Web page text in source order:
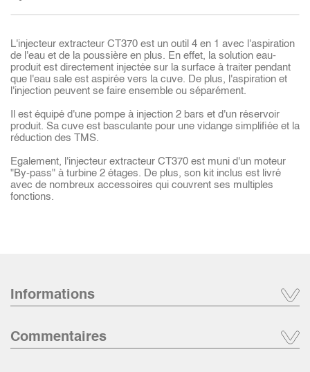
L'injecteur extracteur CT370 est un outil 4 en 1 avec l'aspiration
de l'eau et de la poussière en plus. En effet, la solution eau-
produit est directement injectée sur la surface à traiter pendant
que l'eau sale est aspirée vers la cuve. De plus, l'aspiration et
l'injection peuvent se faire ensemble ou séparément.
Il est équipé d'une pompe à injection 2 bars et d'un réservoir
produit. Sa cuve est basculante pour une vidange simplifiée et la
réduction des TMS.
Egalement, l'injecteur extracteur CT370 est muni d'un moteur
"By-pass" à turbine 2 étages. De plus, son kit inclus est livré
avec de nombreux accessoires qui couvrent ses multiples
fonctions.
Informations
Commentaires